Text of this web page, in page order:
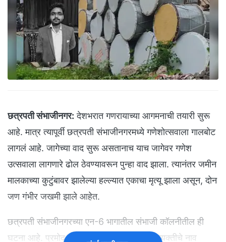
छत्रपती संभाजीनगर: देशभरात गणरायाच्या आगमनाची तयारी सुरू
आहे. मात्र त्यापूर्वी छत्रपती संभाजीनगरमध्ये गणेशोत्सवाला गालबोट
लागलं आहे. जागेच्या वाद सुरू असतानाच याच जागेवर गणेश
उत्सवाला लागणारे ढोल ठेवण्यावरून पुन्हा वाद झाला. त्यानंतर जमीन
मालकाच्या कुटुंबावर झालेल्या हल्ल्यात एकाचा मृत्यू झाला असून, दोन
जण गंभीर जखमी झाले आहेत.
छत्रपती संभाजीनगरच्या एन-6 भागातील संभाजी कॉलनीतील ही
घटना आहे. प्रमोद पाडसवान असे मृत्यू झालेल्या व्यक्तीचे नाव